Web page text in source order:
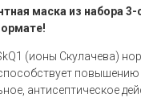
маска из набора 3-
(ионы Скулачева)
антисептическое